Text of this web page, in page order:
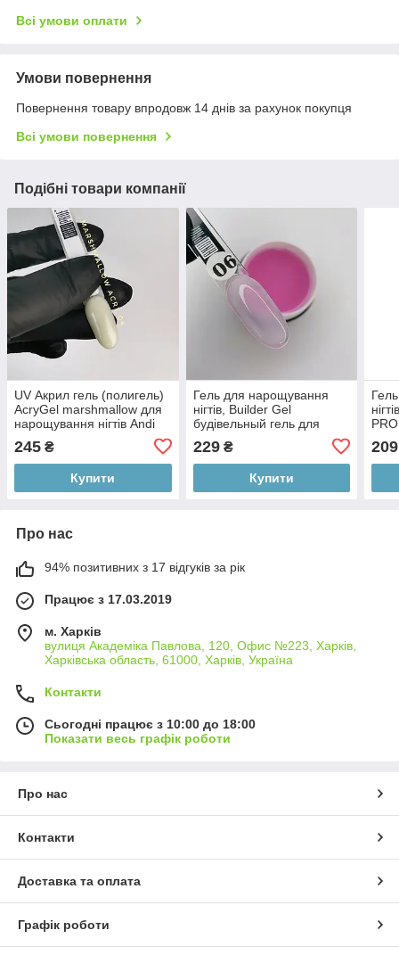
Всі умови оплати
Умови повернення
Повернення товару впродовж 14 днів за рахунок покупця
Всі умови повернення
Подібні товари компанії
UV Акрил гель (полигель)
AcryGel marshmallow для
нарощування нігтів Andi
PROF №04 жовтий 15ml
245 ₴
Купити
Гель для нарощування
нігтів, Builder Gel
будівельный гель для
SIREN
229₴
Купити
209
Про нас
94% позитивних з 17 відгуків за рік
Працює з 17.03.2019
м. Харків
вулиця Академіка Павлова, 120, Офис №223, Харків,
Харківська область, 61000, Харків, Україна
Контакти
Сьогодні працює з 10:00 до 18:00
Показати весь графік роботи
Про нас
Контакти
Доставка та оплата
Графік роботи